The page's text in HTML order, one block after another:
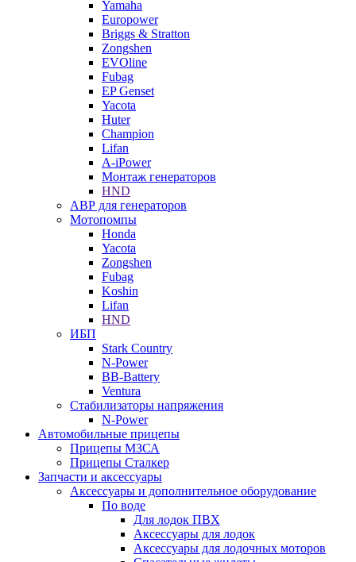
Yamaha
Europower
Briggs & Stratton
Zongshen
EVOline
Fubag
EP Genset
Yacota
Huter
Champion
Lifan
A-iPower
Монтаж генераторов
HND
АВР для генераторов
Мотопомпы
Honda
Yacota
Zongshen
Fubag
Koshin
Lifan
HND
ИБП
Stark Country
N-Power
BB-Battery
Ventura
Стабилизаторы напряжения
N-Power
Автомобильные прицепы
Прицепы МЗСА
Прицепы Сталкер
Запчасти и аксессуары
Аксессуары и дополнительное оборудование
По воде
Для лодок ПВХ
Аксессуары для лодок
Аксессуары для лодочных моторов